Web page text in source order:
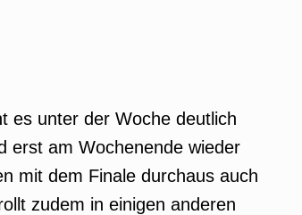
es unter der Woche deutlich
erst am Wochenende wieder
mit dem Finale durchaus auch
zudem in einigen anderen